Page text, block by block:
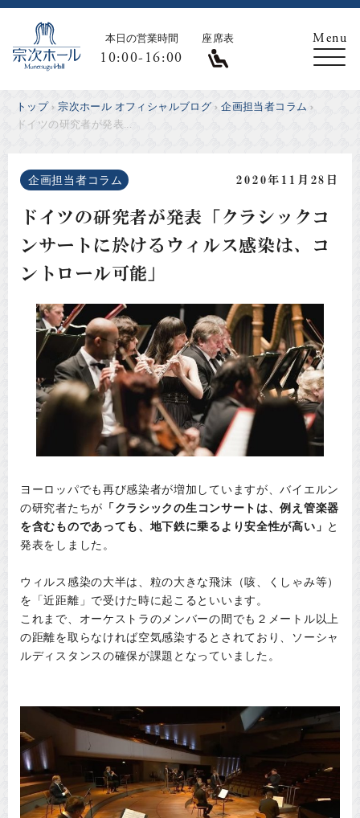
本日の営業時間
10:00-16:00
座席表
トップ 宗次ホール オフィシャルブログ
企画担当者コラム
ドイツの研究者が発表...
企画担当者コラム 2020年11月28日
ドイツの研究者が発表「クラシックコ
ンサートに於けるウィルス感染は、コ
ントロール可能」
ヨーロッパでも再び感染者が増加していますが、バイエルン
の研究者たちが 「クラシックの生コンサートは、例え管楽器
を含むものであっても、地下鉄に乗るより安全性が高い」 と
発表をしました。
ウィルス感染の大半は、粒の大きな飛沫（咳、くしゃみ等）
を「近距離」で受けた時に起こるといいます。
これまで、オーケストラのメンバーの間でも２メートル以上
の距離を取らなければ空気感染するとされており、ソーシャ
ルディスタンスの確保が課題となっていました。